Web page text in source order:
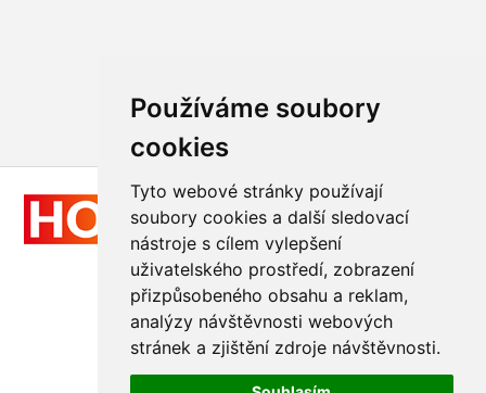
Používáme soubory
cookies
Tyto webové stránky používají
soubory cookies a další sledovací
nástroje s cílem vylepšení
uživatelského prostředí, zobrazení
přizpůsobeného obsahu a reklam,
analýzy návštěvnosti webových
stránek a zjištění zdroje návštěvnosti.
Všechna práva vyhrazena
© 2011 - 2026Hologram-vyroba.cz
RealizaceGraphicSite.cz